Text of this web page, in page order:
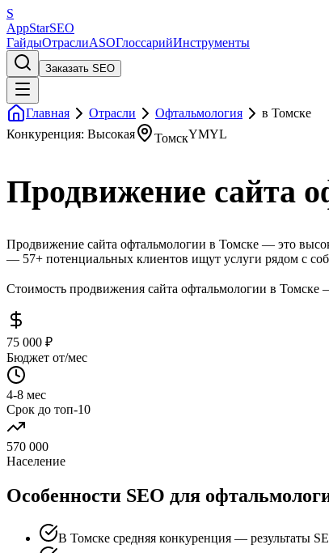
S
AppStarSEO
ГайдыОтраслиASOГлоссарийИнструменты
Заказать SEO
Главная Отрасли Офтальмология
в Томске
Конкуренция: Высокая
ТомскYMYL
Продвижение сайта
Продвижение сайта офтальмологии в Томске — это
— 57+ потенциальных клиентов ищут услуги рядом с
Стоимость продвижения сайта офтальмологии в
75 000 ₽
Бюджет от/мес
4-8 мес
Срок до топ-10
570 000
Население
Особенности SEO для
В Томске средняя конкуренция — результаты